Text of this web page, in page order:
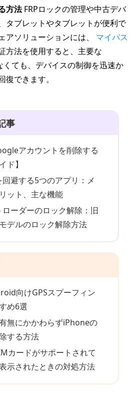
方法FRPロックの管理や中古デバ
タブレットやタブレットが便利で
アソリューションには、 マイパス
方法を使用すると、主要な
ても、デバイスの制御を迅速か
できます。
事
アカウントを削除する
ド】
避する5つのアプリ：メ
ット、主な機能
ーダーのロック解除：旧
デルのロック解除方法
向けGPSスプーフィン
め6選
無にかかわらずiPhoneの
する方法
カードがサポートされて
示されたときの対処方法